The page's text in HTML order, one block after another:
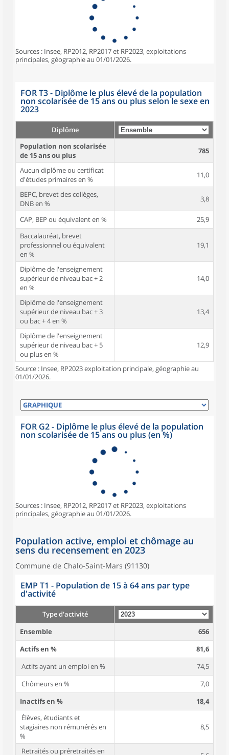
Sources : Insee, RP2012, RP2017 et RP2023, exploitations
principales, géographie au 01/01/2026.
FOR T3 - Diplôme le plus élevé de la population
non scolarisée de 15 ans ou plus selon le sexe en
2023
Diplôme
Population non scolarisée
de 15 ans ou plus
785
Aucun diplôme ou certificat
d'études primaires en %
11,0
BEPC, brevet des collèges,
DNB en %
3,8
CAP, BEP ou équivalent en %
25,9
Baccalauréat, brevet
professionnel ou équivalent
en %
19,1
Diplôme de l'enseignement
supérieur de niveau bac + 2
en %
14,0
Diplôme de l'enseignement
supérieur de niveau bac + 3
ou bac + 4 en %
13,4
Diplôme de l'enseignement
supérieur de niveau bac + 5
ou plus en %
12,9
Source : Insee, RP2023 exploitation principale, géographie au
01/01/2026.
FOR G2 - Diplôme le plus élevé de la population
non scolarisée de 15 ans ou plus (en %)
Sources : Insee, RP2012, RP2017 et RP2023, exploitations
principales, géographie au 01/01/2026.
Population active, emploi et chômage au
sens du recensement en 2023
Commune de Chalo-Saint-Mars (91130)
EMP T1 - Population de 15 à 64 ans par type
d'activité
Type d'activité
Ensemble
656
Actifs en %
81,6
Actifs ayant un emploi en %
74,5
Chômeurs en %
7,0
Inactifs en %
18,4
Élèves, étudiants et
stagiaires non rémunérés en
%
8,5
Retraités ou préretraités en